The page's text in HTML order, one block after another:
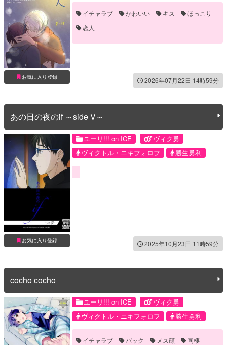
お気に入り登録
イチャラブ かわいい キス
ほっこり
恋人
2026年07月22日 14時59分
あの日の夜のif ～side V～
お気に入り登録
ユーリ!!! on ICE
ヴィク勇
ヴィクトル・ニキフォロフ
勝生勇利
2025年10月23日 11時59分
cocho cocho
ユーリ!!! on ICE
ヴィク勇
ヴィクトル・ニキフォロフ
勝生勇利
イチャラブ バック メス顔
同棲